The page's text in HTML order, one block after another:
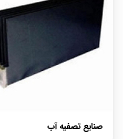
صنایع تصفیه آب